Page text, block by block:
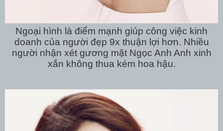
Ngoại hình là điểm mạnh giúp công việc kinh
doanh của người đẹp 9x thuận lợi hơn. Nhiều
người nhận xét gương mặt Ngọc Anh Anh xinh
xắn không thua kém hoa hậu.